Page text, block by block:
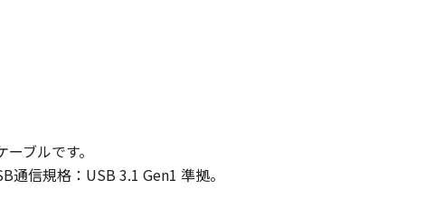
ブルです。
信規格：USB 3.1 Gen1 準拠。